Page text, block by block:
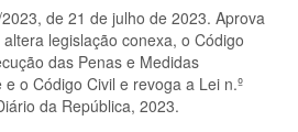
de 21 de julho de 2023. Aprova
legislação conexa, o Código
das Penas e Medidas
o Código Civil e revoga a Lei n.º
da República, 2023.